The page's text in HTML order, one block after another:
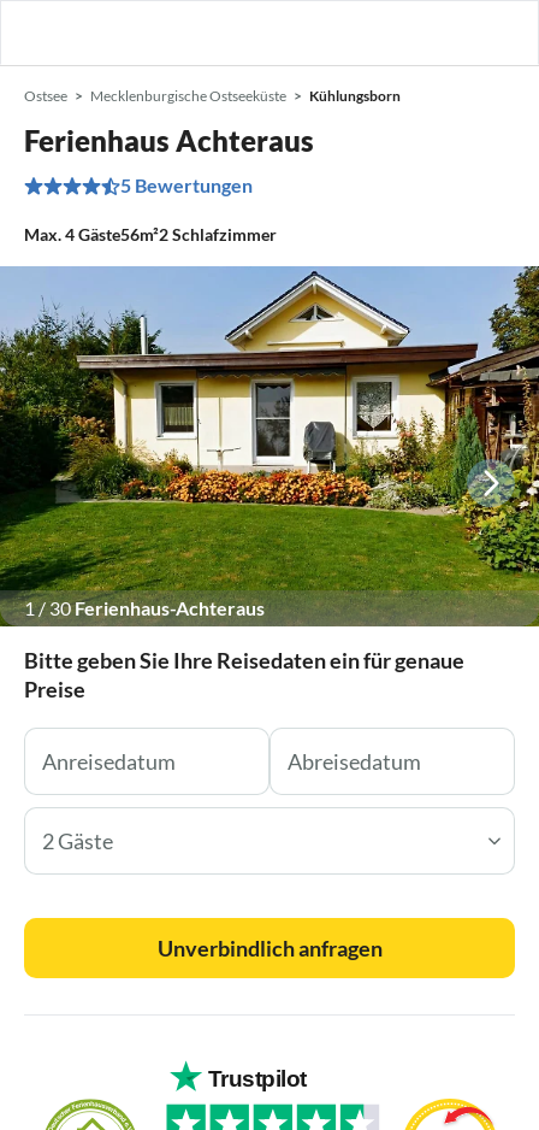
Ostsee Mecklenburgische Ostseeküste Kühlungsborn
Ferienhaus Achteraus
5 Bewertungen
Max.4Gäste56m²2Schlafzimmer
1/ 30Ferienhaus-Achteraus
Bitte geben Sie Ihre Reisedaten ein für genaue
Preise
2 Gäste
Unverbindlich anfragen